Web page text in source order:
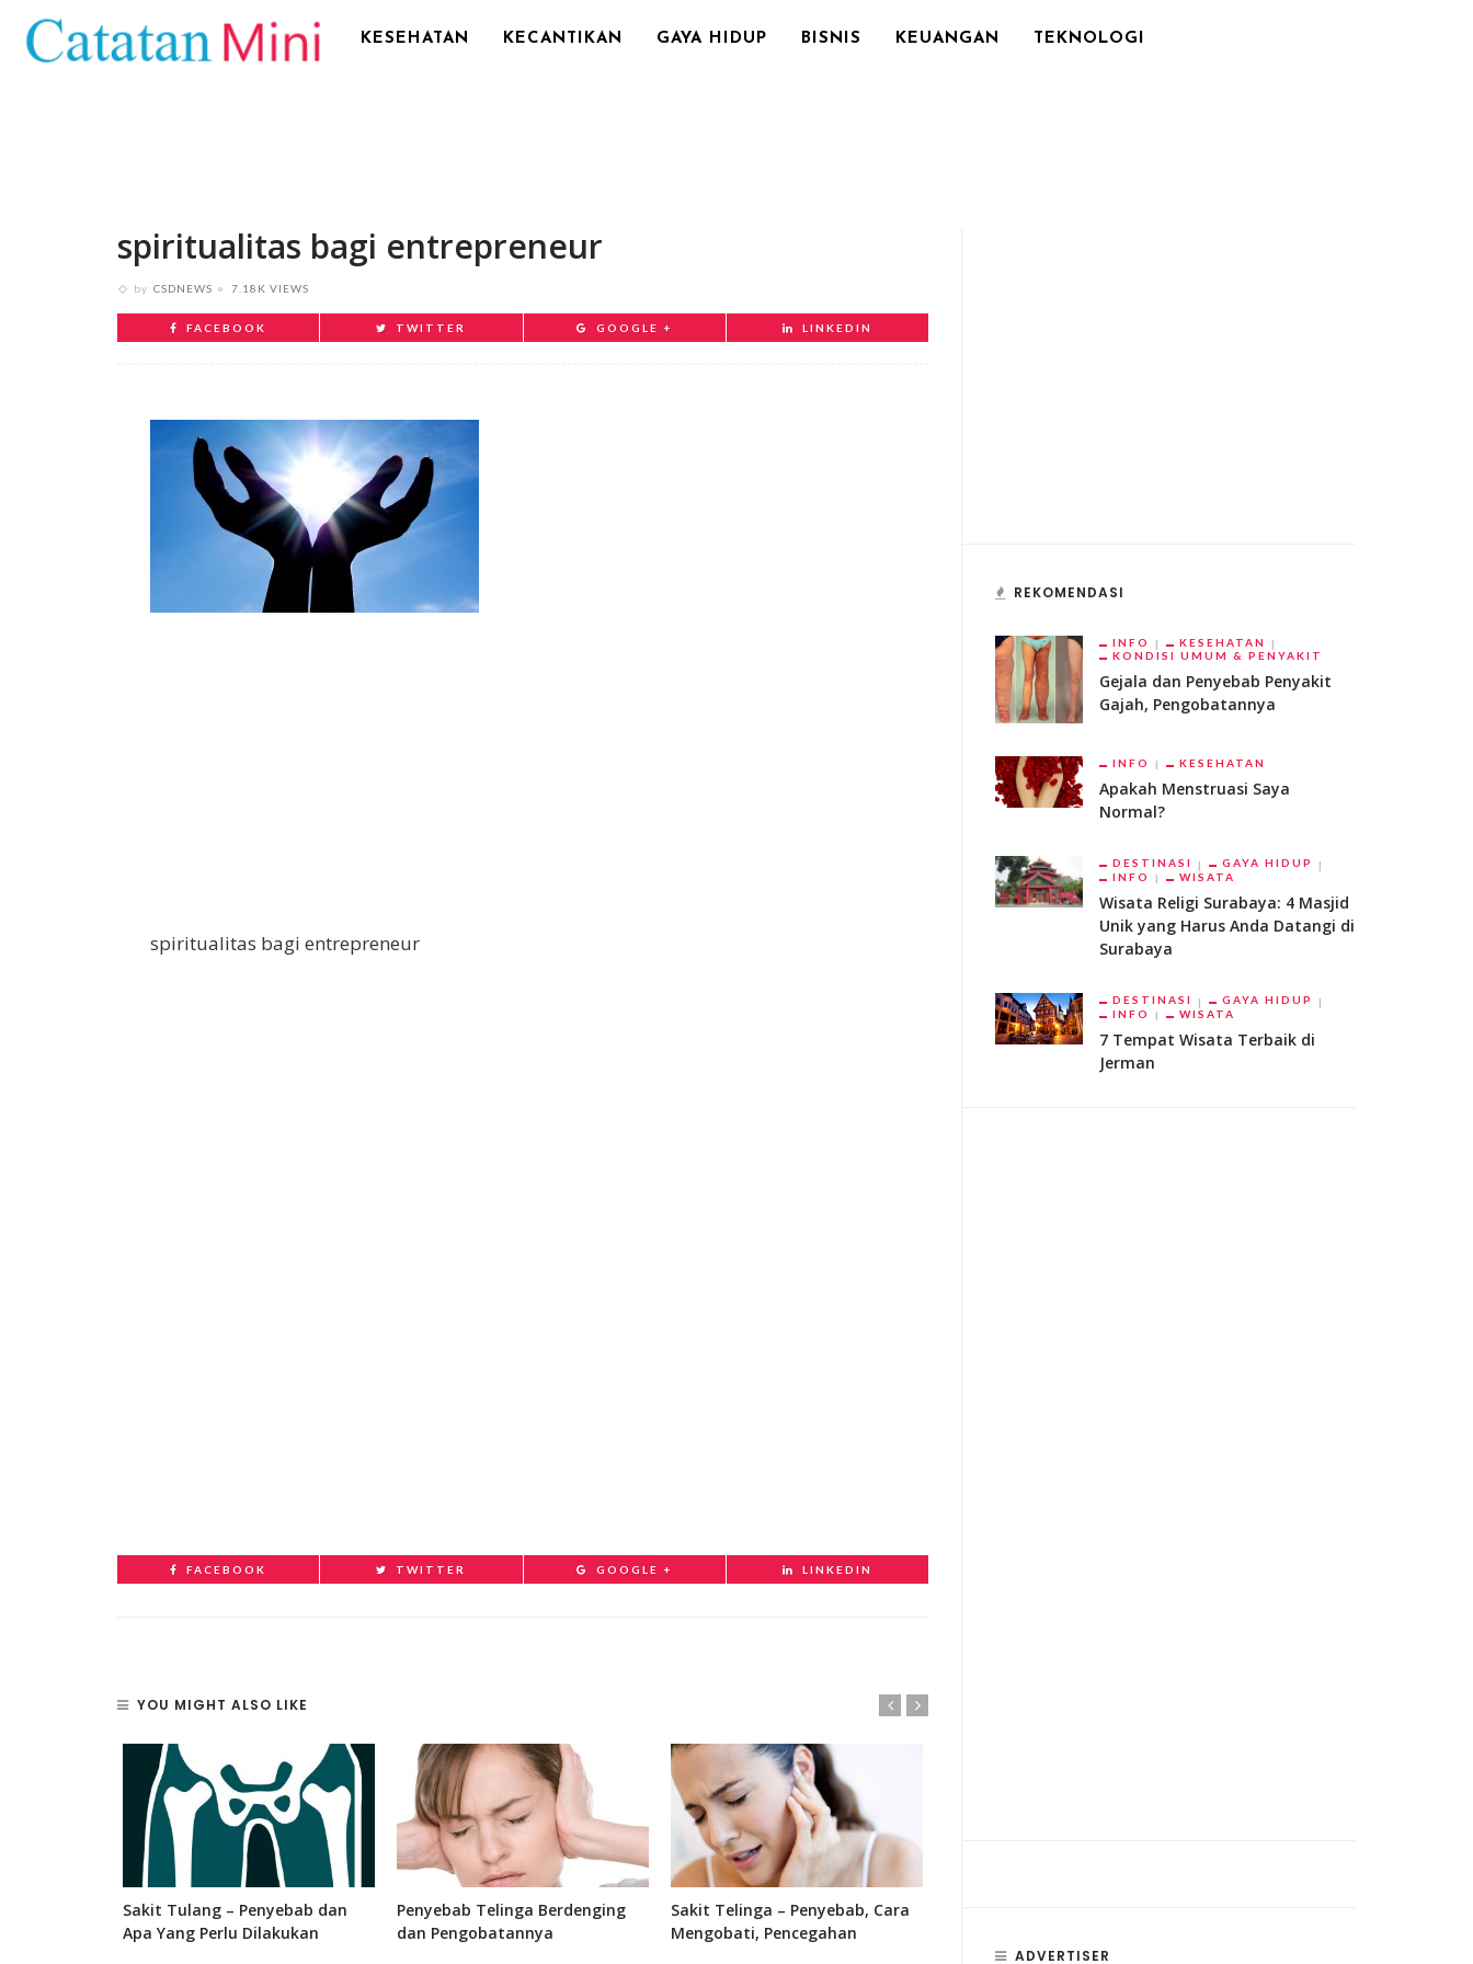
KESEHATAN KECANTIKAN GAYA HIDUP BISNIS KEUANGAN TEKNOLOGI
spiritualitas bagi entrepreneur
by CSDNEWS 7.18K VIEWS
FACEBOOK TWITTER GOOGLE + LINKEDIN
spiritualitas bagi entrepreneur
FACEBOOK TWITTER GOOGLE + LINKEDIN
YOU MIGHT ALSO LIKE
Sakit Tulang – Penyebab dan
Apa Yang Perlu Dilakukan
Penyebab Telinga Berdenging
dan Pengobatannya
Sakit Telinga – Penyebab, Cara
Mengobati, Pencegahan
REKOMENDASI
INFO
KESEHATAN
KONDISI UMUM & PENYAKIT
Gejala dan Penyebab Penyakit
Gajah, Pengobatannya
INFO KESEHATAN
Apakah Menstruasi Saya
Normal?
DESTINASI
GAYA HIDUP
INFO
WISATA
Wisata Religi Surabaya: 4 Masjid
Unik yang Harus Anda Datangi di
Surabaya
DESTINASI
GAYA HIDUP
INFO
WISATA
7 Tempat Wisata Terbaik di
Jerman
ADVERTISER